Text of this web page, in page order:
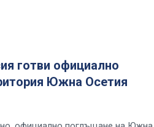
готви официално
Южна Осетия